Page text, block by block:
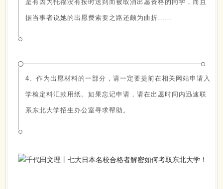
是有因为托福没有按时送到而被取消出愿资格的同学，而且
据当事者说她的出愿费索要之路还颇为曲折……
4、作为出愿材料的一部分，请一定要提前在相关网站申请入
学检定料汇款用纸。如果忘记申请，请在出愿时间内迅速联
系东北大学招生办公室寻求帮助。